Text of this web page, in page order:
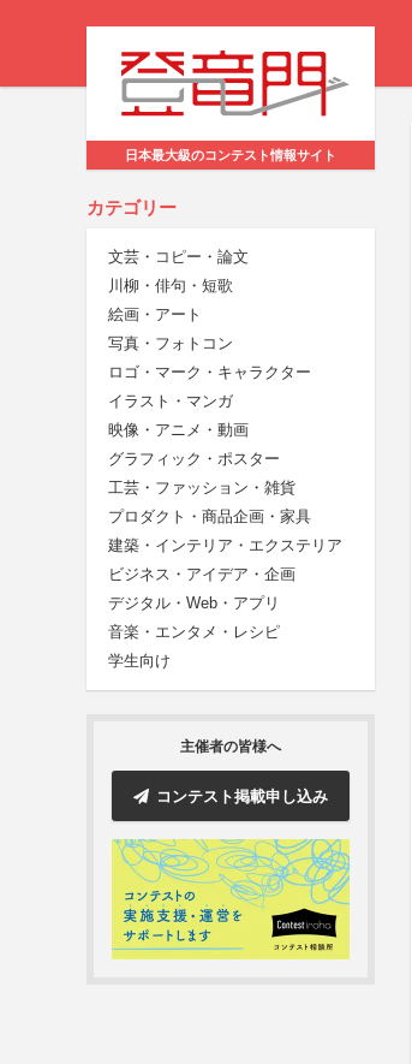
日本最大級のコンテスト情報サイト
カテゴリー
文芸・コピー・論文
川柳・俳句・短歌
絵画・アート
写真・フォトコン
ロゴ・マーク・キャラクター
イラスト・マンガ
映像・アニメ・動画
グラフィック・ポスター
工芸・ファッション・雑貨
プロダクト・商品企画・家具
建築・インテリア・エクステリア
ビジネス・アイデア・企画
デジタル・Web・アプリ
音楽・エンタメ・レシピ
学生向け
主催者の皆様へ
コンテスト掲載申し込み